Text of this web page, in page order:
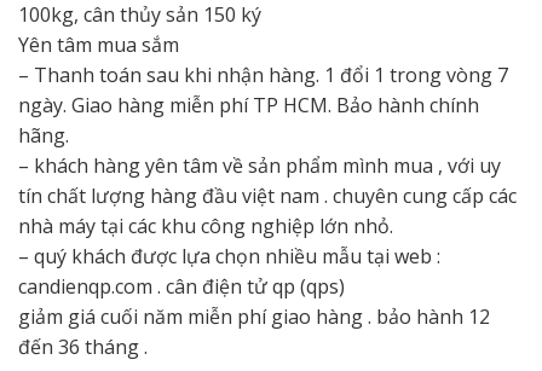
100kg, cân thủy sản 150 ký
Yên tâm mua sắm
– Thanh toán sau khi nhận hàng. 1 đổi 1 trong vòng 7
ngày. Giao hàng miễn phí TP HCM. Bảo hành chính
hãng.
– khách hàng yên tâm về sản phẩm mình mua , với uy
tín chất lượng hàng đầu việt nam . chuyên cung cấp các
nhà máy tại các khu công nghiệp lớn nhỏ.
– quý khách được lựa chọn nhiều mẫu tại web :
candienqp.com . cân điện tử qp (qps)
giảm giá cuối năm miễn phí giao hàng . bảo hành 12
đến 36 tháng .